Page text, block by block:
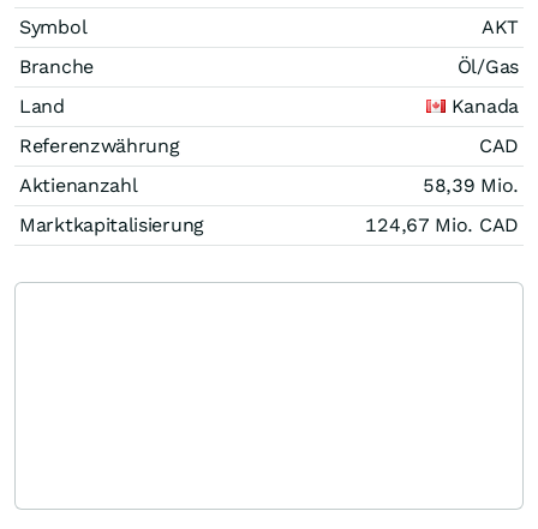
Symbol
AKT
Branche
Öl/Gas
Land
Kanada
Referenzwährung
CAD
Aktienanzahl
58,39 Mio.
Marktkapitalisierung
124,67 Mio. CAD